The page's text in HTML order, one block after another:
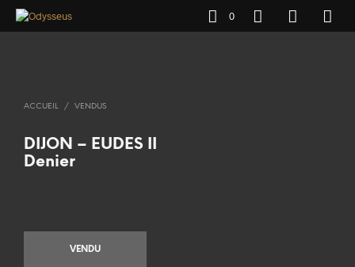
0
ACCUEIL / VENDUS
DIJON – EUDES II
Denier
VENDU